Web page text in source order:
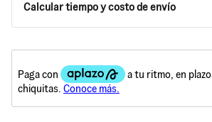
Calcular tiempo y costo de envío